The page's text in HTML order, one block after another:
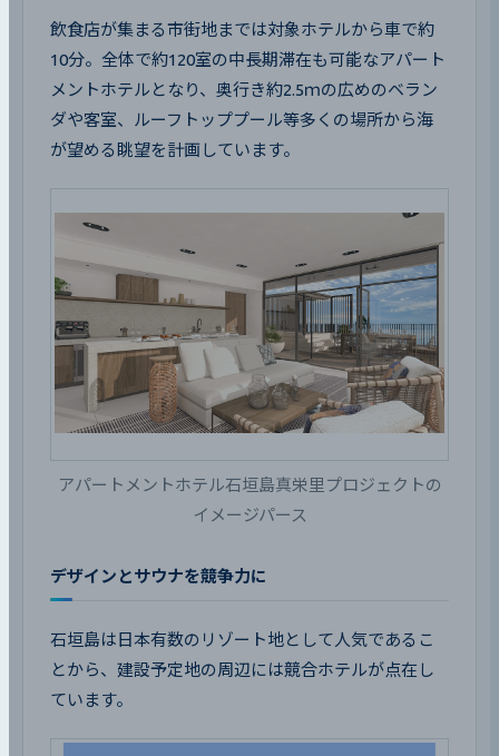
飲食店が集まる市街地までは対象ホテルから車で約
10分。全体で約120室の中長期滞在も可能なアパート
メントホテルとなり、奥行き約2.5ｍの広めのベラン
ダや客室、ルーフトッププール等多くの場所から海
が望める眺望を計画しています。
アパートメントホテル石垣島真栄里プロジェクトの
イメージパース
デザインとサウナを競争力に
石垣島は日本有数のリゾート地として人気であるこ
とから、建設予定地の周辺には競合ホテルが点在し
ています。